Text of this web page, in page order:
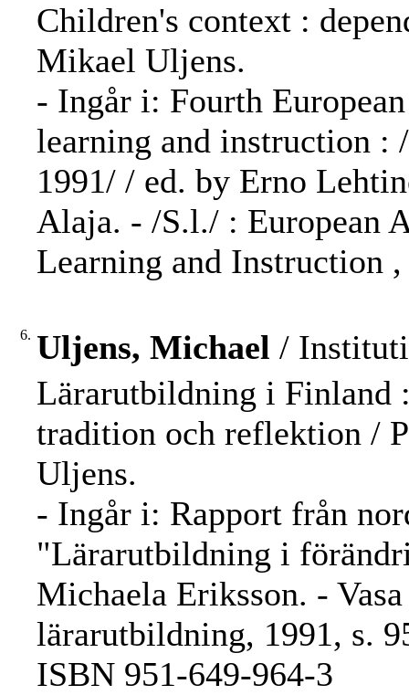
Children's context :
Mikael Uljens.
- Ingår i: Fourth
learning and instruction :
1991/ / ed. by Erno
Alaja. - /S.l./ : European
Learning and Instruction
6. Uljens, Michael /
Lärarutbildning i Finland
tradition och reflektion /
Uljens.
- Ingår i: Rapport från
"Lärarutbildning i
Michaela Eriksson. -
lärarutbildning, 1991, s.
ISBN 951-649-964-3